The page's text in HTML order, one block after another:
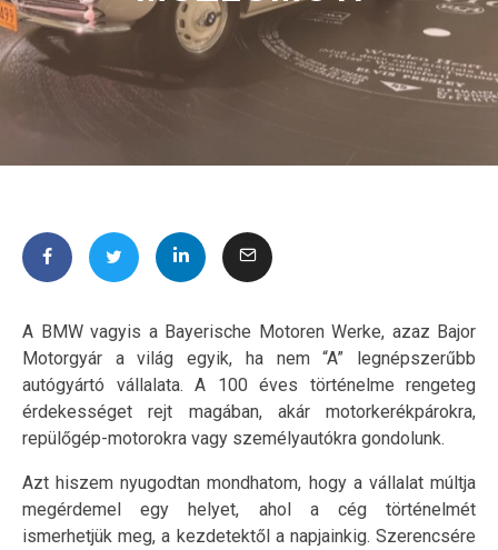
A BMW vagyis a Bayerische Motoren Werke, azaz Bajor
Motorgyár a világ egyik, ha nem “A” legnépszerűbb
autógyártó vállalata. A 100 éves történelme rengeteg
érdekességet rejt magában, akár motorkerékpárokra,
repülőgép-motorokra vagy személyautókra gondolunk.
Azt hiszem nyugodtan mondhatom, hogy a vállalat múltja
megérdemel egy helyet, ahol a cég történelmét
ismerhetjük meg, a kezdetektől a napjainkig. Szerencsére